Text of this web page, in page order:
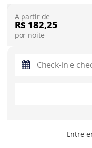
A partir de
R$ 182,25
por noite
Entre